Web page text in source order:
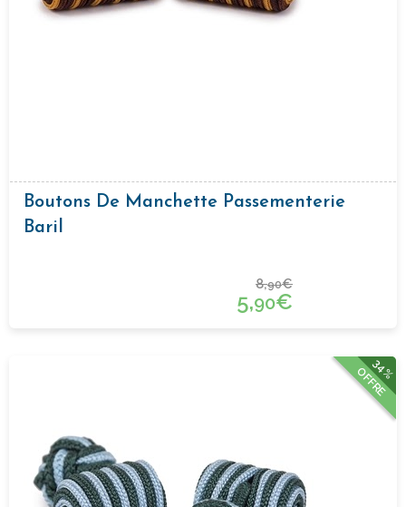
Boutons De Manchette Passementerie
Baril
8,90€
5,90€
34%
OFFRE